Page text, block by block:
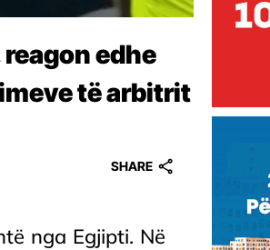
edhe
të arbitrit
SHARE
nga Egjipti. Në